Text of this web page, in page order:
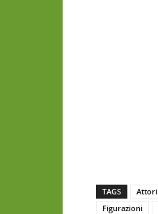
TAGS Attori
Figurazioni